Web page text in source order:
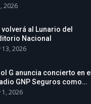
2026
volverá al Lunario del
Nacional
13, 2026
G anuncia concierto en el
GNP Seguros como…
1, 2026